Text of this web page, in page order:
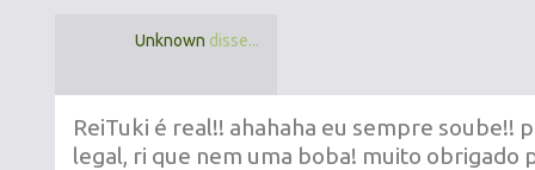
Unknown disse...
ReiTuki é real!! ahahaha eu sempre soube!!
legal, ri que nem uma boba! muito obrigado